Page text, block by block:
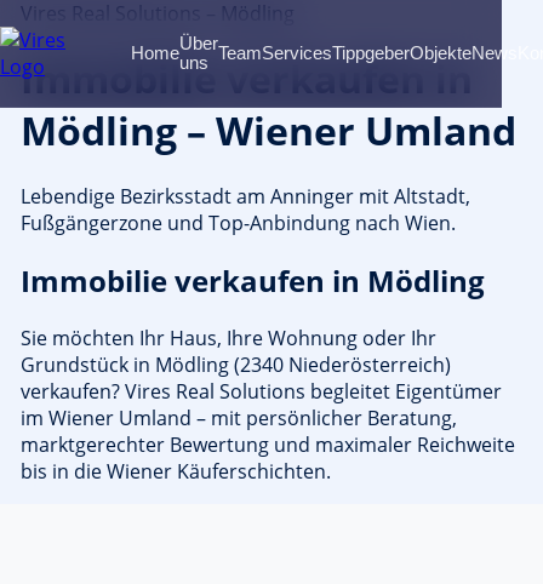
HomeÜber
uns TeamServicesTippgeberObjekteNews
Vires Real Solutions – Mödling
Immobilie verkaufen in
Mödling – Wiener Umland
Lebendige Bezirksstadt am Anninger mit Altstadt,
Fußgängerzone und Top-Anbindung nach Wien.
Immobilie verkaufen in Mödling
Sie möchten Ihr Haus, Ihre Wohnung oder Ihr
Grundstück in Mödling (2340 Niederösterreich)
verkaufen? Vires Real Solutions begleitet Eigentümer
im Wiener Umland – mit persönlicher Beratung,
marktgerechter Bewertung und maximaler Reichweite
bis in die Wiener Käuferschichten.